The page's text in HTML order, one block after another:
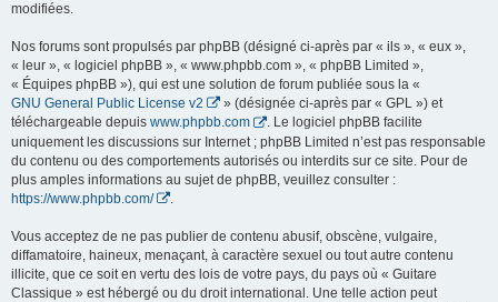
modifiées.
Nos forums sont propulsés par phpBB (désigné ci-après par « ils », « eux »,
« leur », « logiciel phpBB », « www.phpbb.com », « phpBB Limited »,
« Équipes phpBB »), qui est une solution de forum publiée sous la «
GNU General Public License v2
» (désignée ci-après par « GPL ») et
téléchargeable depuis www.phpbb.com
. Le logiciel phpBB facilite
uniquement les discussions sur Internet ; phpBB Limited n’est pas responsable
du contenu ou des comportements autorisés ou interdits sur ce site. Pour de
plus amples informations au sujet de phpBB, veuillez consulter :
https://www.phpbb.com/
Vous acceptez de ne pas publier de contenu abusif, obscène, vulgaire,
diffamatoire, haineux, menaçant, à caractère sexuel ou tout autre contenu
illicite, que ce soit en vertu des lois de votre pays, du pays où « Guitare
Classique » est hébergé ou du droit international. Une telle action peut